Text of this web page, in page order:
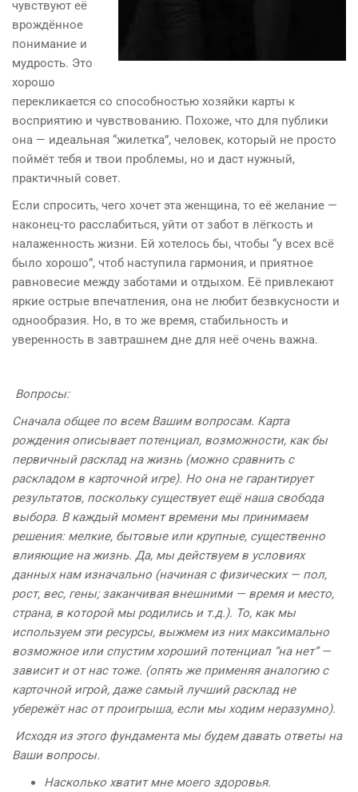
чувствуют её
врождённое
понимание и
мудрость. Это
хорошо
перекликается со способностью хозяйки карты к
восприятию и чувствованию. Похоже, что для публики
она — идеальная “жилетка”, человек, который не просто
поймёт тебя и твои проблемы, но и даст нужный,
практичный совет.
Если спросить, чего хочет эта женщина, то её желание —
наконец-то расслабиться, уйти от забот в лёгкость и
налаженность жизни. Ей хотелось бы, чтобы “у всех всё
было хорошо”, чтоб наступила гармония, и приятное
равновесие между заботами и отдыхом. Её привлекают
яркие острые впечатления, она не любит безвкусности и
однообразия. Но, в то же время, стабильность и
уверенность в завтрашнем дне для неё очень важна.
Вопросы:
Сначала общее по всем Вашим вопросам. Карта
рождения описывает потенциал, возможности, как бы
первичный расклад на жизнь (можно сравнить с
раскладом в карточной игре). Но она не гарантирует
результатов, поскольку существует ещё наша свобода
выбора. В каждый момент времени мы принимаем
решения: мелкие, бытовые или крупные, существенно
влияющие на жизнь. Да, мы действуем в условиях
данных нам изначально (начиная с физических — пол,
рост, вес, гены; заканчивая внешними — время и место,
страна, в которой мы родились и т.д.). То, как мы
используем эти ресурсы, выжмем из них максимально
возможное или спустим хороший потенциал “на нет” —
зависит и от нас тоже. (опять же применяя аналогию с
карточной игрой, даже самый лучший расклад не
убережёт нас от проигрыша, если мы ходим неразумно).
Исходя из этого фундамента мы будем давать ответы на
Ваши вопросы.
Насколько хватит мне моего здоровья.